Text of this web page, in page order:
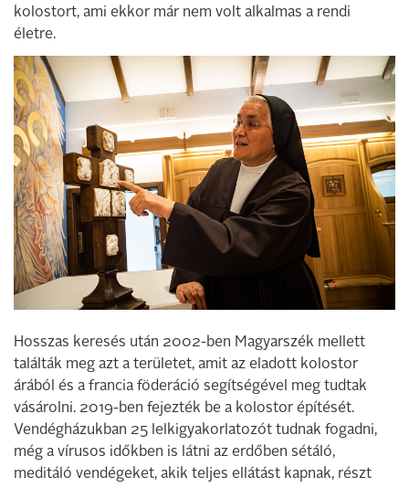
kolostort, ami ekkor már nem volt alkalmas a rendi
életre.
Hosszas keresés után 2002-ben Magyarszék mellett
találták meg azt a területet, amit az eladott kolostor
árából és a francia föderáció segítségével meg tudtak
vásárolni. 2019-ben fejezték be a kolostor építését.
Vendégházukban 25 lelkigyakorlatozót tudnak fogadni,
még a vírusos időkben is látni az erdőben sétáló,
meditáló vendégeket, akik teljes ellátást kapnak, részt